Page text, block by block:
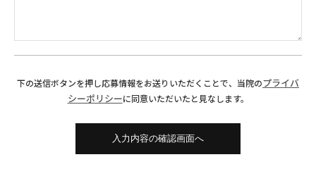
下の送信ボタンを押し応募情報をお送りいただくことで、当院のプライバ
シーポリシーに同意いただいたと見なします。